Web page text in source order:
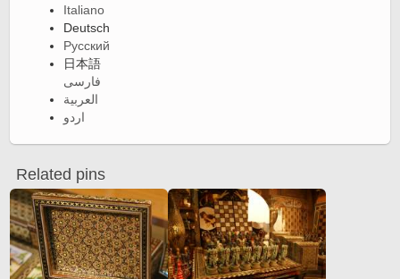
Italiano
Deutsch
Русский
日本語
فارسی
العربية
اردو
Related pins